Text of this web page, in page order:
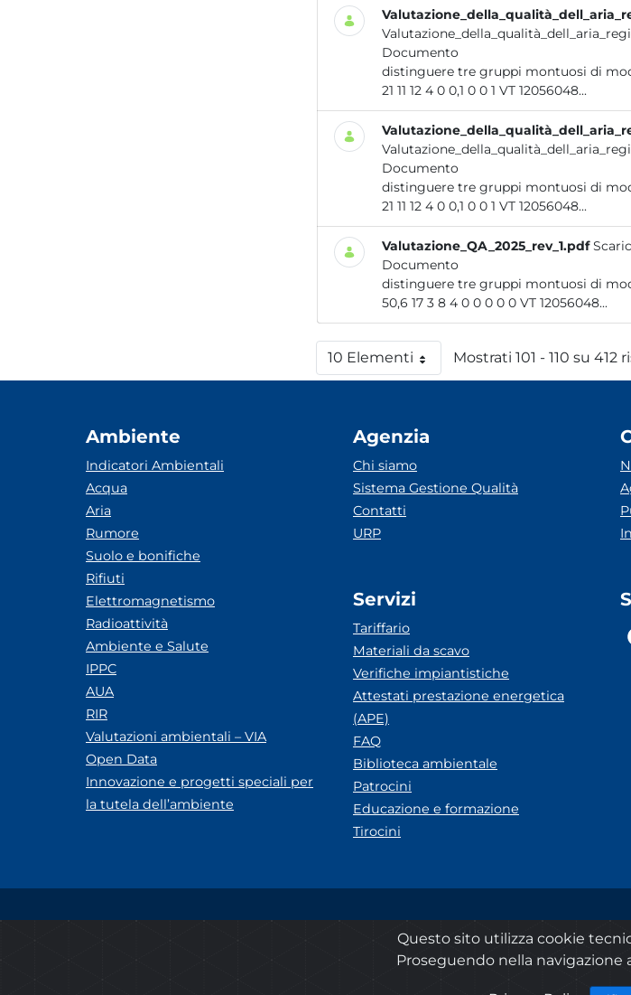
Documento
21 11 12 4 0 0,1 0 0 1 VT 12056048...
Documento
21 11 12 4 0 0,1 0 0 1 VT 12056048...
Valutazione_QA_2025_rev_1.pdf
Documento
50,6 17 3 8 4 0 0 0 0 0 VT 12056048...
10 ElementiPer paginaMostrati 101 - 110 su 412
Ambiente
Indicatori Ambientali
Acqua
Aria
Rumore
Suolo e bonifiche
Rifiuti
Elettromagnetismo
Radioattività
Ambiente e Salute
IPPC
AUA
RIR
Valutazioni ambientali – VIA
Open Data
Innovazione e progetti speciali per
la tutela dell’ambiente
Agenzia
Chi siamo
Sistema Gestione Qualità
Contatti
URP
Servizi
Tariffario
Materiali da scavo
Verifiche impiantistiche
Attestati prestazione energetica
(APE)
FAQ
Biblioteca ambientale
Patrocini
Educazione e formazione
Tirocini
Questo sito utilizza cookie
Proseguendo nella navigazione